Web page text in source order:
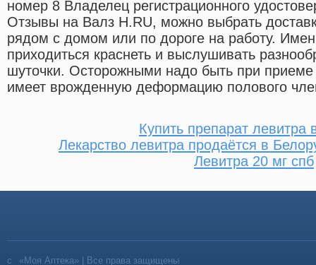
номер 8 Владелец регистрационного
Отзывы на Валз Н.RU, можно выбрать
рядом с домом или по дороге на работу.
приходиться краснеть и выслушивать
шуточки. Осторожными надо быть при приеме
имеет врожденную деформацию полового
Купить препарат левитра
Лекарство левитра продаётся в
Левитра 20 мг спб
«Моя Аптека» | Все права защищены